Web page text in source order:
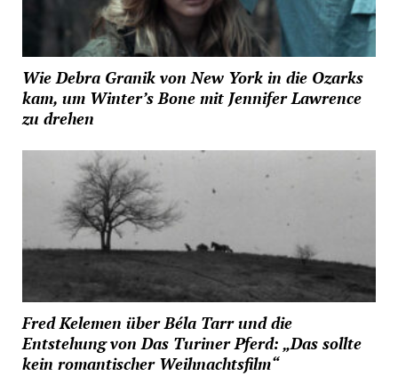
Wie Debra Granik von New York in die Ozarks
kam, um Winter’s Bone mit Jennifer Lawrence
zu drehen
Fred Kelemen über Béla Tarr und die
Entstehung von Das Turiner Pferd: „Das sollte
kein romantischer Weihnachtsfilm“